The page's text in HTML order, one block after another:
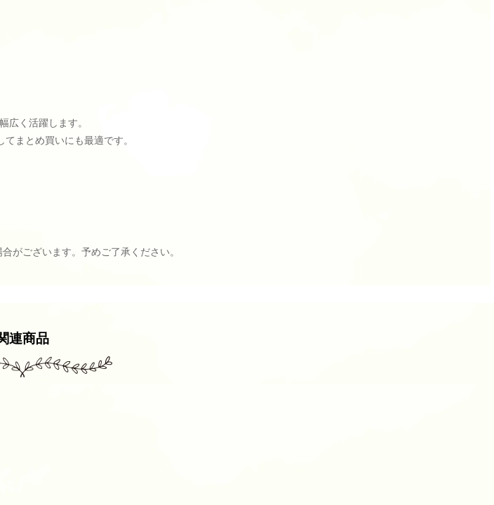
広く活躍します。
まとめ買いにも最適です。
がございます。予めご了承ください。
連商品